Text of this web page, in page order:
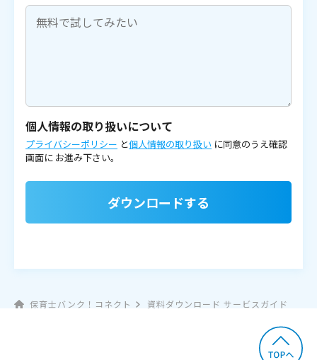
個人情報の取り扱いについて
プライバシーポリシー と個人情報の取り扱い に同意のうえ確認
画面に お進み下さい。
ダウンロードする
保育士バンク！コネクト 資料ダウンロード サービスガイド